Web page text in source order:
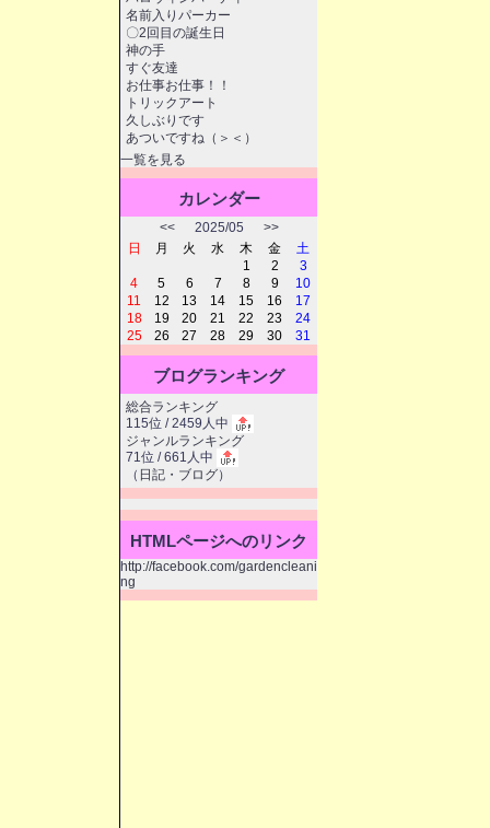
名前入りパーカー
〇2回目の誕生日
神の手
すぐ友達
お仕事お仕事！！
トリックアート
久しぶりです
あついですね（＞＜）
一覧を見る
カレンダー
<<2025/05 >>
日
月 火 水 木 金
土
1
2
3
4
5 6 7 8 9
10
11
12 13 14 15 16
17
18
19 20 21 22 23
24
25
26 27 28 29 30 31
ブログランキング
総合ランキング
115位 / 2459人中
ジャンルランキング
71位 / 661人中
（ 日記・ブログ）
HTMLページへのリンク
http://facebook.com/gardencleani
ng